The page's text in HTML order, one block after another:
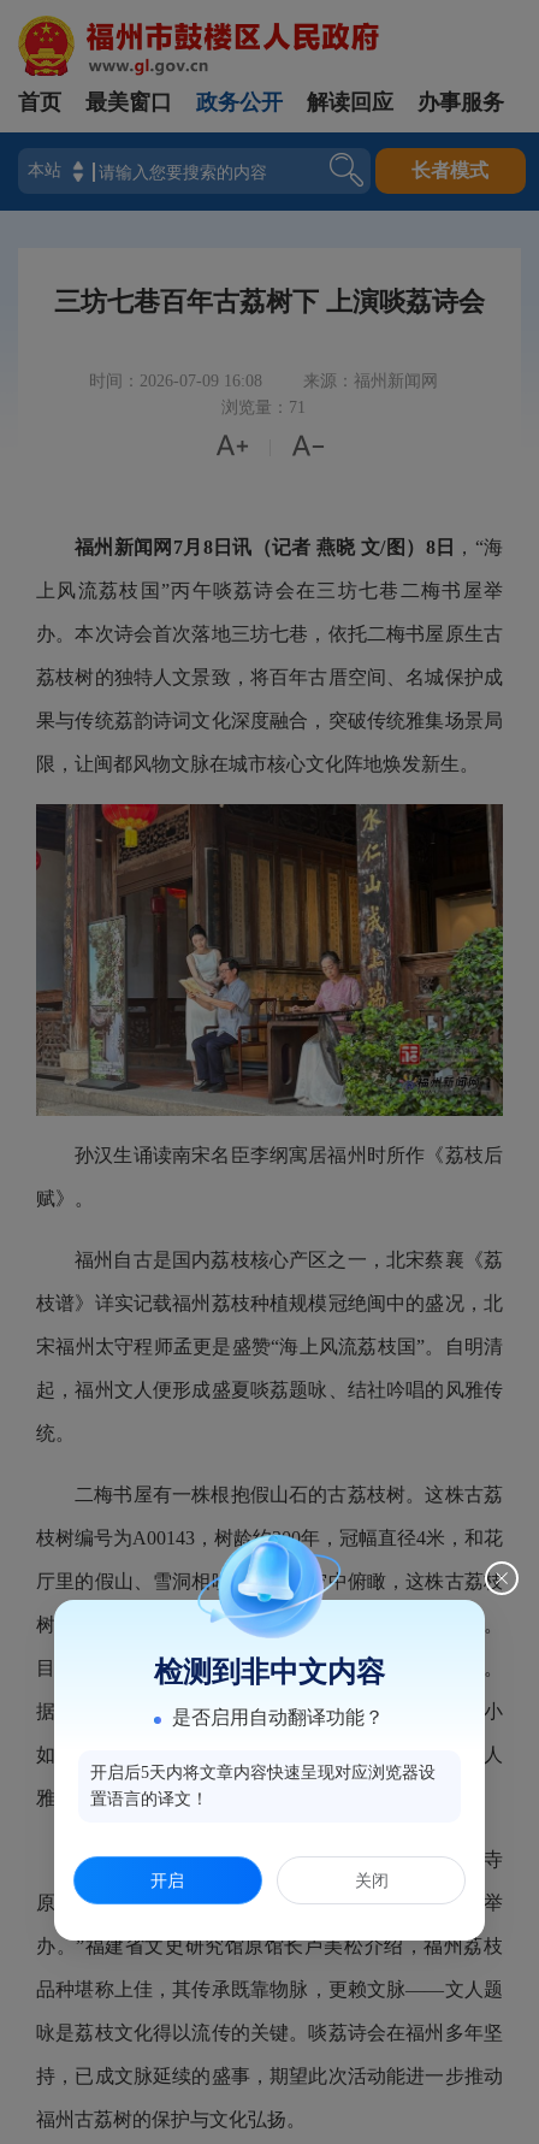
登录
首页 最美窗口 政务公开 解读回应 办事服务
长者模式
三坊七巷百年古荔树下 上演啖荔诗会
时间：2026-07-09 16:08
来源：福州新闻网
浏览量：71
 
福州新闻网7月8日讯（记者 燕晓 文/图）8日 ，“海
上风流荔枝国”丙午啖荔诗会在三坊七巷二梅书屋举
办。本次诗会首次落地三坊七巷，依托二梅书屋原生古
荔枝树的独特人文景致，将百年古厝空间、名城保护成
果与传统荔韵诗词文化深度融合，突破传统雅集场景局
限，让闽都风物文脉在城市核心文化阵地焕发新生。
孙汉生诵读南宋名臣李纲寓居福州时所作《荔枝后
赋》。
福州自古是国内荔枝核心产区之一，北宋蔡襄《荔
枝谱》详实记载福州荔枝种植规模冠绝闽中的盛况，北
宋福州太守程师孟更是盛赞“海上风流荔枝国”。自明清
起，福州文人便形成盛夏啖荔题咏、结社吟唱的风雅传
统。
二梅书屋有一株根抱假山石的古荔枝树。这株古荔
枝树编号为A00143，树龄约300年，冠幅直径4米，和花
厅里的假山、雪洞相映成趣。从空中俯瞰，这株古荔枝
树更是拔群出萃于三坊七巷的连片乌瓦中，别有韵味。
目前，这株古荔枝树已接近成熟期，满树红彤彤一片。
据了解，这株古荔枝树是福州地区的名品“蛀核”，核小
如丁香，色泽红艳，汁多味甜。古荔飘香，为这场文人
雅集提供了最生动的天然背景。
“福州荔枝文化历史悠久，可追溯至唐代，西禅寺
原有唐荔，今存宋荔，啖荔诗会便常围绕古荔树举
办。”福建省文史研究馆原馆长卢美松介绍，福州荔枝
品种堪称上佳，其传承既靠物脉，更赖文脉——文人题
咏是荔枝文化得以流传的关键。啖荔诗会在福州多年坚
持，已成文脉延续的盛事，期望此次活动能进一步推动
福州古荔树的保护与文化弘扬。
检测到非中文内容
是否启用自动翻译功能？
开启后5天内将文章内容快速呈现对应浏览器设
置语言的译文！
开启 关闭